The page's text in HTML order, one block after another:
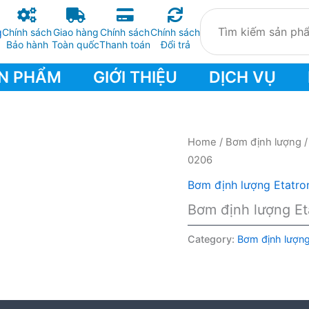
Chính sách
Bảo hành
Giao hàng
Toàn quốc
Chính sách
Thanh toán
Chính sách
Đổi trả
PHẨM GIỚI THIỆU DỊCH VỤ
Home / Bơm định lượng
0206
Bơm định lượng
Bơm định lượng
Category: Bơm định